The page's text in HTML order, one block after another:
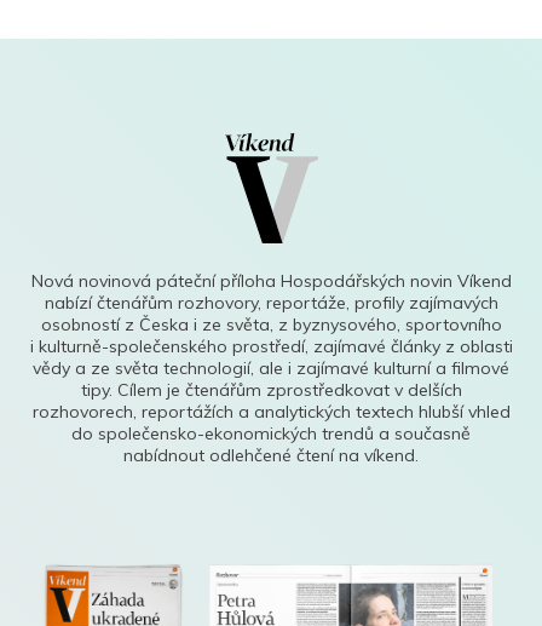
Nová novinová páteční příloha Hospodářských novin Víkend
nabízí čtenářům rozhovory, reportáže, profily zajímavých
osobností z Česka i ze světa, z byznysového, sportovního
i kulturně-společenského prostředí, zajímavé články z oblasti
vědy a ze světa technologií, ale i zajímavé kulturní a filmové
tipy. Cílem je čtenářům zprostředkovat v delších
rozhovorech, reportážích a analytických textech hlubší vhled
do společensko-ekonomických trendů a současně
nabídnout odlehčené čtení na víkend.